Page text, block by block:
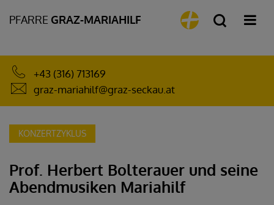
PFARRE GRAZ-MARIAHILF
+43 (316) 713169
graz-mariahilf@graz-seckau.at
KONZERTZYKLUS
Prof. Herbert Bolterauer und seine
Abendmusiken Mariahilf